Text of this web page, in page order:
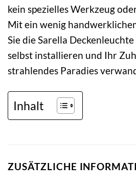
kein spezielles Werkzeug
Mit ein wenig
Sie die Sarella
selbst installieren und Ihr
strahlendes Paradies
Inhalt
ZUSÄTZLICHE